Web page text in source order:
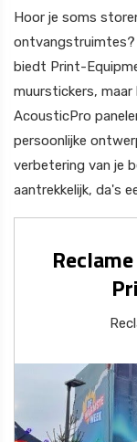
Hoor je soms
ontvangstruimtes?
biedt Print-
muurstickers, maar
AcousticPro
persoonlijke
verbetering van je
aantrekkelijk, da's